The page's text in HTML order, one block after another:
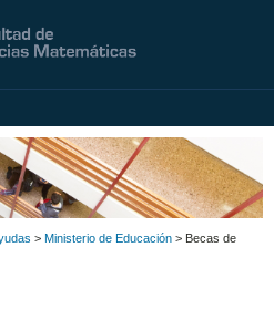
> Ministerio de Educación > Becas de